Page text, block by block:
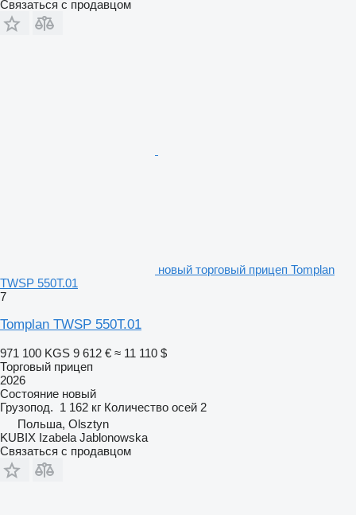
Связаться с продавцом
новый торговый прицеп Tomplan
TWSP 550T.01
7
Tomplan TWSP 550T.01
971 100 KGS 9 612 € ≈ 11 110 $
Торговый прицеп
2026
Состояние новый
Грузопод. 1 162 кг Количество осей 2
Польша, Olsztyn
KUBIX Izabela Jablonowska
Связаться с продавцом